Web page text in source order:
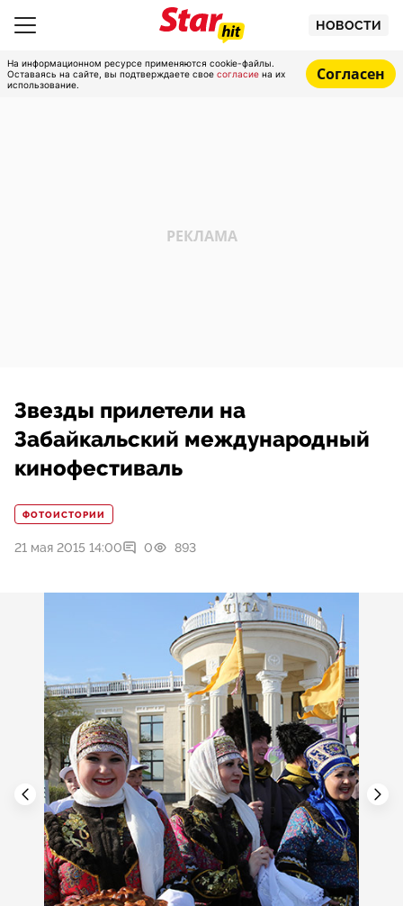
НОВОСТИ
На информационном ресурсе применяются cookie-файлы.
Оставаясь на сайте, вы подтверждаете свое согласие на их
использование.
Согласен
Звезды прилетели на
Забайкальский международный
кинофестиваль
ФОТОИСТОРИИ
21 мая 2015 14:00 0 893